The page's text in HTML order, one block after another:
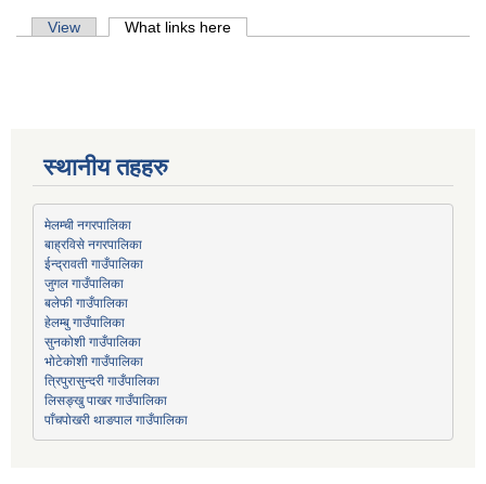
Primary tabs
View What links here
स्थानीय तहहरु
मेलम्ची नगरपालिका
बाह्रविसे नगरपालिका
ईन्द्रावती गाउँपालिका
जुगल गाउँपालिका
बलेफी गाउँपालिका
हेलम्बु गाउँपालिका
सुनकोशी गाउँपालिका
भोटेकोशी गाउँपालिका
त्रिपुरासुन्दरी गाउँपालिका
लिसङ्खु पाखर गाउँपालिका
पाँचपोखरी थाङपाल गाउँपालिका